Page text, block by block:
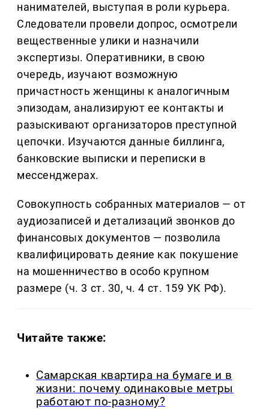
нанимателей, выступая в роли курьера.
Следователи провели допрос, осмотрели
вещественные улики и назначили
экспертизы. Оперативники, в свою
очередь, изучают возможную
причастность женщины к аналогичным
эпизодам, анализируют ее контакты и
разыскивают организаторов преступной
цепочки. Изучаются данные биллинга,
банковские выписки и переписки в
мессенджерах.
Совокупность собранных материалов — от
аудиозаписей и детализаций звонков до
финансовых документов — позволила
квалифицировать деяние как покушение
на мошенничество в особо крупном
размере (ч. 3 ст. 30, ч. 4 ст. 159 УК РФ).
Читайте также:
Самарская квартира на бумаге и в
жизни: почему одинаковые метры
работают по-разному?